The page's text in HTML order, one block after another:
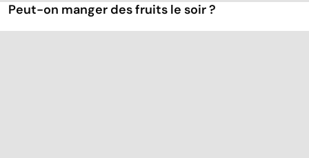
Peut-on manger des fruits le soir ?